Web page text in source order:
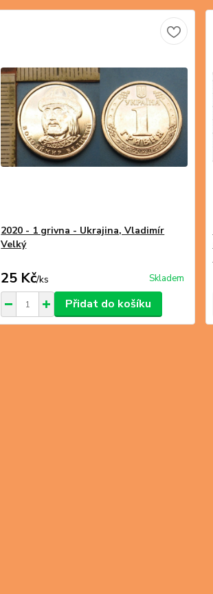
2020 - 1 grivna - Ukrajina, Vladimír
Velký
25 Kč/ks Skladem
Přidat do košíku